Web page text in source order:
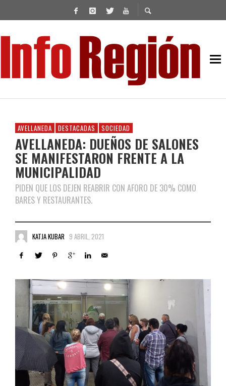
AVELLANEDA DESTACADAS SOCIEDAD
AVELLANEDA: DUEÑOS DE SALONES
SE MANIFESTARON FRENTE A LA
MUNICIPALIDAD
PIDEN QUE LOS DEJEN REABRIR CON AFORO DE 30% COMO
BARES Y RESTAURANTES.
KATJA KUBAR 9 ABRIL, 2021